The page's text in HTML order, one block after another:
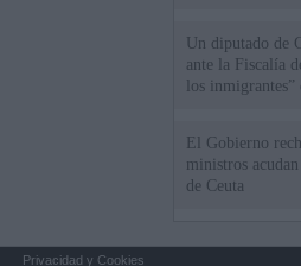
Un diputado de
ante la Fiscalía
los inmigrantes”
El Gobierno
ministros
de Ceuta
Privacidad y Cookies